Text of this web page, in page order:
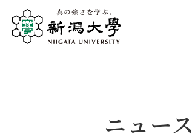
ニュース